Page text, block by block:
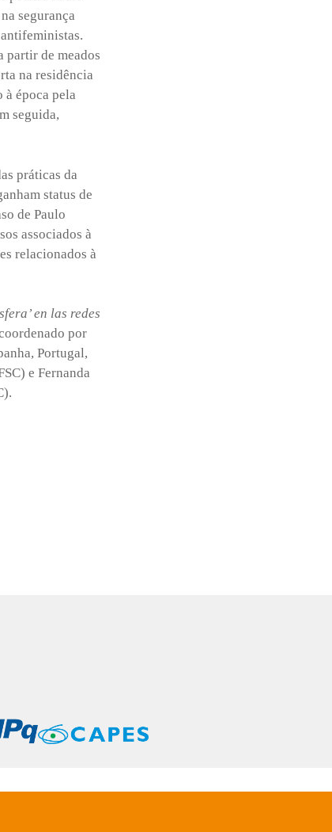
segurança
partir de meados
na residência
à época pela
seguida,
práticas da
status de
de Paulo
associados à
relacionados à
en las redes
por
Portugal,
e Fernanda